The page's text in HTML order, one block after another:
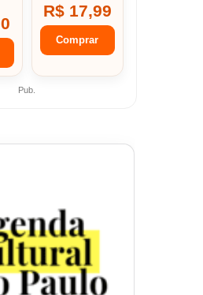
R$ 17,99
Comprar
Pub.